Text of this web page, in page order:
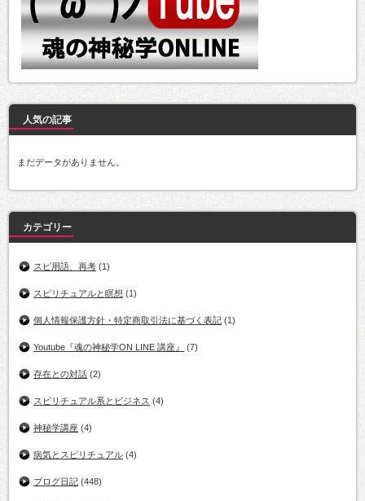
人気の記事
まだデータがありません。
カテゴリー
スピ用語、再考 (1)
スピリチュアルと瞑想 (1)
個人情報保護方針・特定商取引法に基づく表記 (1)
Youtube『魂の神秘学ON LINE 講座』 (7)
存在との対話 (2)
スピリチュアル系とビジネス (4)
神秘学講座 (4)
病気とスピリチュアル (4)
ブログ日記 (448)